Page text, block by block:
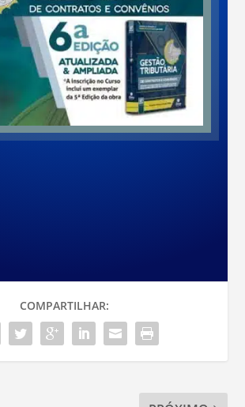
COMPARTILHAR: